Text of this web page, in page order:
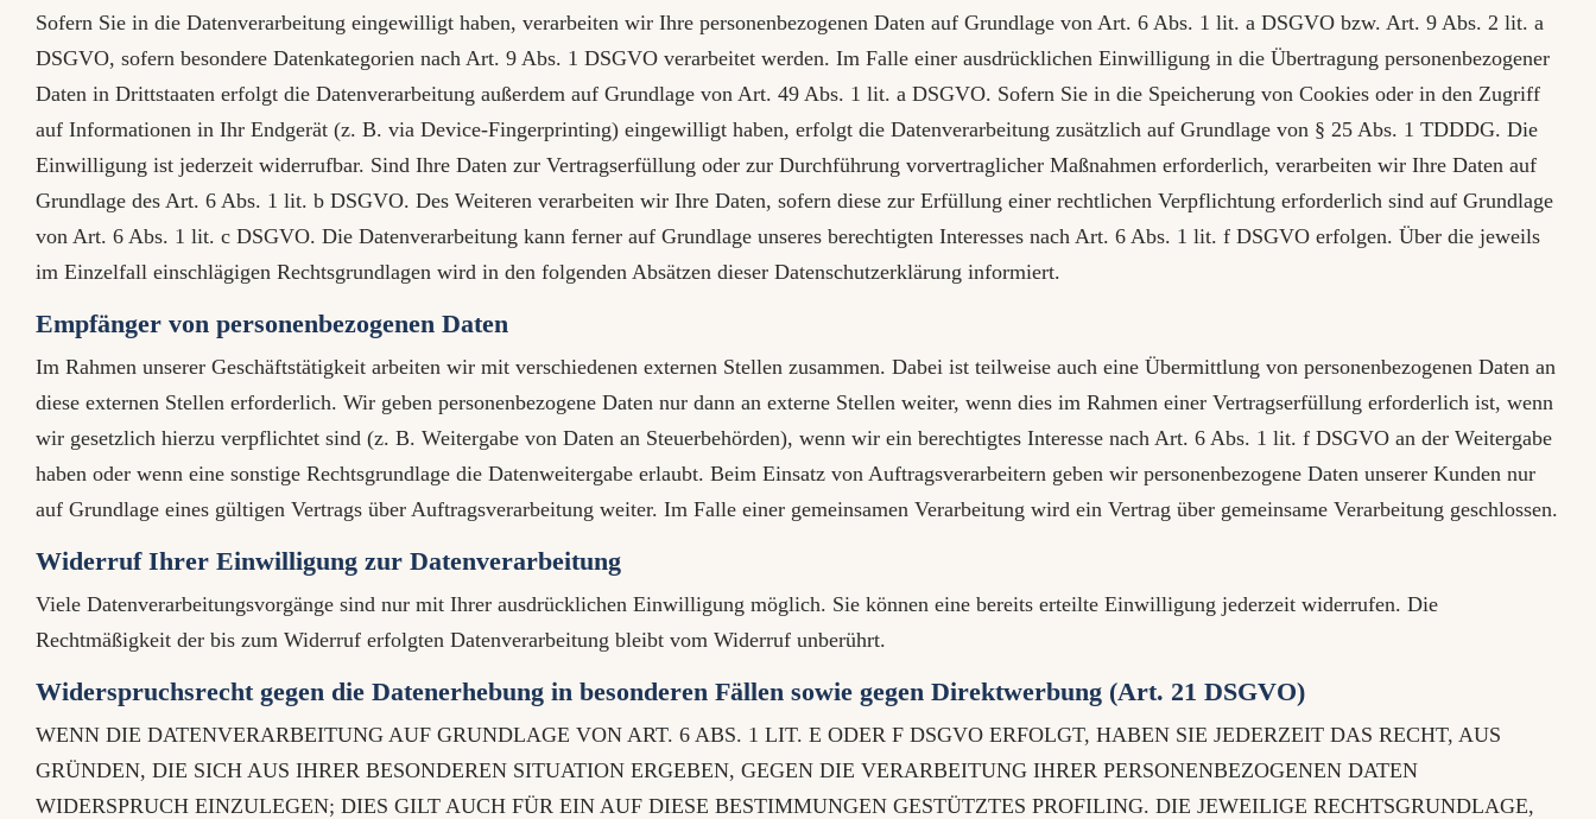
Sofern Sie in die Datenverarbeitung eingewilligt haben, verarbeiten wir Ihre personenbezogenen Daten auf Grundlage von Art. 6 Abs. 1 lit. a DSGVO bzw. Art. 9 Abs. 2 lit. a
DSGVO, sofern besondere Datenkategorien nach Art. 9 Abs. 1 DSGVO verarbeitet werden. Im Falle einer ausdrücklichen Einwilligung in die Übertragung personenbezogener
Daten in Drittstaaten erfolgt die Datenverarbeitung außerdem auf Grundlage von Art. 49 Abs. 1 lit. a DSGVO. Sofern Sie in die Speicherung von Cookies oder in den Zugriff
auf Informationen in Ihr Endgerät (z. B. via Device-Fingerprinting) eingewilligt haben, erfolgt die Datenverarbeitung zusätzlich auf Grundlage von § 25 Abs. 1 TDDDG. Die
Einwilligung ist jederzeit widerrufbar. Sind Ihre Daten zur Vertragserfüllung oder zur Durchführung vorvertraglicher Maßnahmen erforderlich, verarbeiten wir Ihre Daten auf
Grundlage des Art. 6 Abs. 1 lit. b DSGVO. Des Weiteren verarbeiten wir Ihre Daten, sofern diese zur Erfüllung einer rechtlichen Verpflichtung erforderlich sind auf Grundlage
von Art. 6 Abs. 1 lit. c DSGVO. Die Datenverarbeitung kann ferner auf Grundlage unseres berechtigten Interesses nach Art. 6 Abs. 1 lit. f DSGVO erfolgen. Über die jeweils
im Einzelfall einschlägigen Rechtsgrundlagen wird in den folgenden Absätzen dieser Datenschutzerklärung informiert.
Empfänger von personenbezogenen Daten
Im Rahmen unserer Geschäftstätigkeit arbeiten wir mit verschiedenen externen Stellen zusammen. Dabei ist teilweise auch eine Übermittlung von personenbezogenen Daten an
diese externen Stellen erforderlich. Wir geben personenbezogene Daten nur dann an externe Stellen weiter, wenn dies im Rahmen einer Vertragserfüllung erforderlich ist, wenn
wir gesetzlich hierzu verpflichtet sind (z. B. Weitergabe von Daten an Steuerbehörden), wenn wir ein berechtigtes Interesse nach Art. 6 Abs. 1 lit. f DSGVO an der Weitergabe
haben oder wenn eine sonstige Rechtsgrundlage die Datenweitergabe erlaubt. Beim Einsatz von Auftragsverarbeitern geben wir personenbezogene Daten unserer Kunden nur
auf Grundlage eines gültigen Vertrags über Auftragsverarbeitung weiter. Im Falle einer gemeinsamen Verarbeitung wird ein Vertrag über gemeinsame Verarbeitung geschlossen.
Widerruf Ihrer Einwilligung zur Datenverarbeitung
Viele Datenverarbeitungsvorgänge sind nur mit Ihrer ausdrücklichen Einwilligung möglich. Sie können eine bereits erteilte Einwilligung jederzeit widerrufen. Die
Rechtmäßigkeit der bis zum Widerruf erfolgten Datenverarbeitung bleibt vom Widerruf unberührt.
Widerspruchsrecht gegen die Datenerhebung in besonderen Fällen sowie gegen Direktwerbung (Art. 21 DSGVO)
WENN DIE DATENVERARBEITUNG AUF GRUNDLAGE VON ART. 6 ABS. 1 LIT. E ODER F DSGVO ERFOLGT, HABEN SIE JEDERZEIT DAS RECHT, AUS
GRÜNDEN, DIE SICH AUS IHRER BESONDEREN SITUATION ERGEBEN, GEGEN DIE VERARBEITUNG IHRER PERSONENBEZOGENEN DATEN
WIDERSPRUCH EINZULEGEN; DIES GILT AUCH FÜR EIN AUF DIESE BESTIMMUNGEN GESTÜTZTES PROFILING. DIE JEWEILIGE RECHTSGRUNDLAGE,